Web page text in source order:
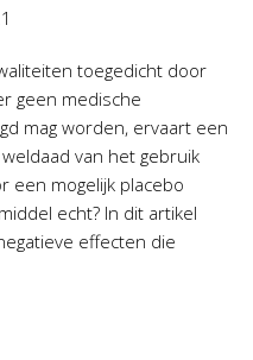
toegedicht door
geen medische
mag worden, ervaart een
van het gebruik
een mogelijk placebo
echt? In dit artikel
effecten die